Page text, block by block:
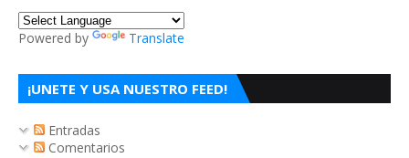
Powered by Translate
¡UNETE Y USA NUESTRO FEED!
Entradas
Comentarios